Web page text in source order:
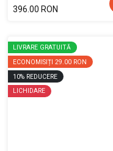
396.00 RON
LIVRARE GRATUITĂ
ECONOMISIȚI 29.00 RON
10% REDUCERE
LICHIDARE